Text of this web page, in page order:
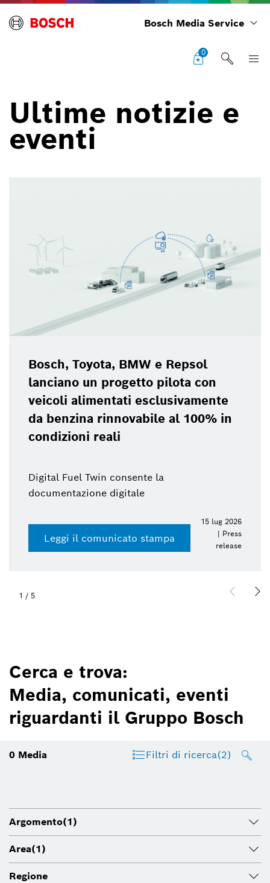
Bosch Media Service
0
Ultime notizie e
eventi
Bosch, Toyota, BMW e Repsol
lanciano un progetto pilota con
veicoli alimentati esclusivamente
da benzina rinnovabile al 100% in
condizioni reali
Digital Fuel Twin consente la
documentazione digitale
Leggi il comunicato stampa
15 lug 2026
| Press
release
1 / 5
Cerca e trova:
Media, comunicati, eventi
riguardanti il Gruppo Bosch
0 Media Filtri di ricerca(2)
Argomento(1)
Area(1)
Regione